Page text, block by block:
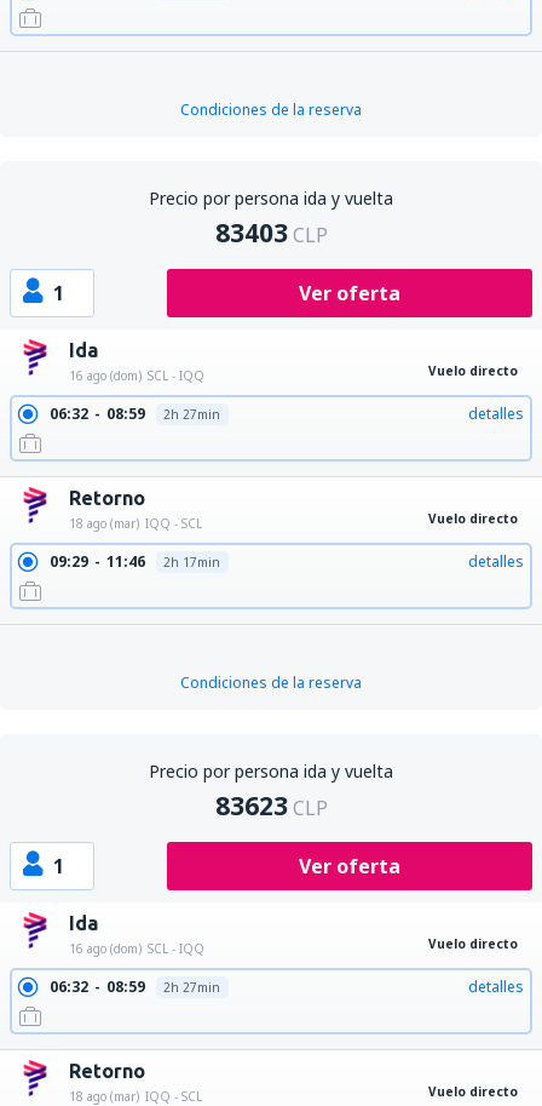
Condiciones de la reserva
Precio por persona ida y vuelta
83403 CLP
1 Ver oferta
Ida
16 ago (dom) SCL - IQQ Vuelo directo
06:32 08:59 2h 27min detalles
Retorno
18 ago (mar) IQQ - SCL Vuelo directo
09:29 11:46 2h 17min detalles
Condiciones de la reserva
Precio por persona ida y vuelta
83623 CLP
1 Ver oferta
Ida
16 ago (dom) SCL - IQQ Vuelo directo
06:32 08:59 2h 27min detalles
Retorno
18 ago (mar) IQQ - SCL Vuelo directo